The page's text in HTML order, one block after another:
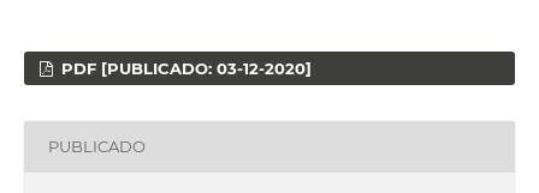
PDF [PUBLICADO: 03-12-2020]
PUBLICADO